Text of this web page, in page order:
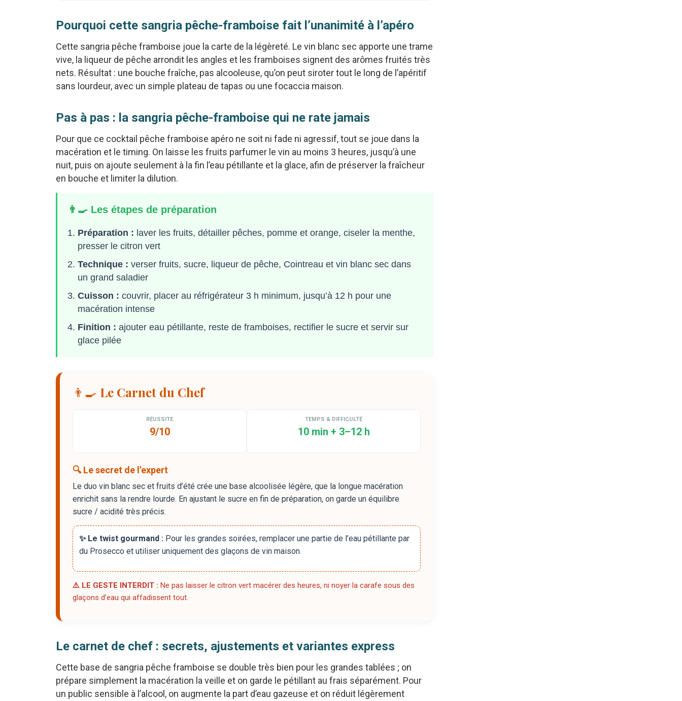
Pourquoi cette sangria pêche-framboise fait l’unanimité à l’apéro
Cette sangria pêche framboise joue la carte de la légèreté. Le vin blanc sec apporte une trame
vive, la liqueur de pêche arrondit les angles et les framboises signent des arômes fruités très
nets. Résultat : une bouche fraîche, pas alcooleuse, qu’on peut siroter tout le long de l’apéritif
sans lourdeur, avec un simple plateau de tapas ou une focaccia maison.
Pas à pas : la sangria pêche-framboise qui ne rate jamais
Pour que ce cocktail pêche framboise apéro ne soit ni fade ni agressif, tout se joue dans la
macération et le timing. On laisse les fruits parfumer le vin au moins 3 heures, jusqu’à une
nuit, puis on ajoute seulement à la fin l’eau pétillante et la glace, afin de préserver la fraîcheur
en bouche et limiter la dilution.
👨‍🍳 Les étapes de préparation
Préparation : laver les fruits, détailler pêches, pomme et orange, ciseler la menthe,
presser le citron vert
Technique : verser fruits, sucre, liqueur de pêche, Cointreau et vin blanc sec dans
un grand saladier
Cuisson : couvrir, placer au réfrigérateur 3 h minimum, jusqu’à 12 h pour une
macération intense
Finition : ajouter eau pétillante, reste de framboises, rectifier le sucre et servir sur
glace pilée
👨‍🍳 Le Carnet du Chef
RÉUSSITE
9/10
TEMPS & DIFFICULTÉ
10 min + 3–12 h
🔍 Le secret de l’expert
Le duo vin blanc sec et fruits d’été crée une base alcoolisée légère, que la longue macération
enrichit sans la rendre lourde. En ajustant le sucre en fin de préparation, on garde un équilibre
sucre / acidité très précis.
✨ Le twist gourmand : Pour les grandes soirées, remplacer une partie de l’eau pétillante par
du Prosecco et utiliser uniquement des glaçons de vin maison.
⚠️ LE GESTE INTERDIT : Ne pas laisser le citron vert macérer des heures, ni noyer la carafe sous des
glaçons d’eau qui affadissent tout.
Le carnet de chef : secrets, ajustements et variantes express
Cette base de sangria pêche framboise se double très bien pour les grandes tablées ; on
prépare simplement la macération la veille et on garde le pétillant au frais séparément. Pour
un public sensible à l’alcool, on augmente la part d’eau gazeuse et on réduit légèrement